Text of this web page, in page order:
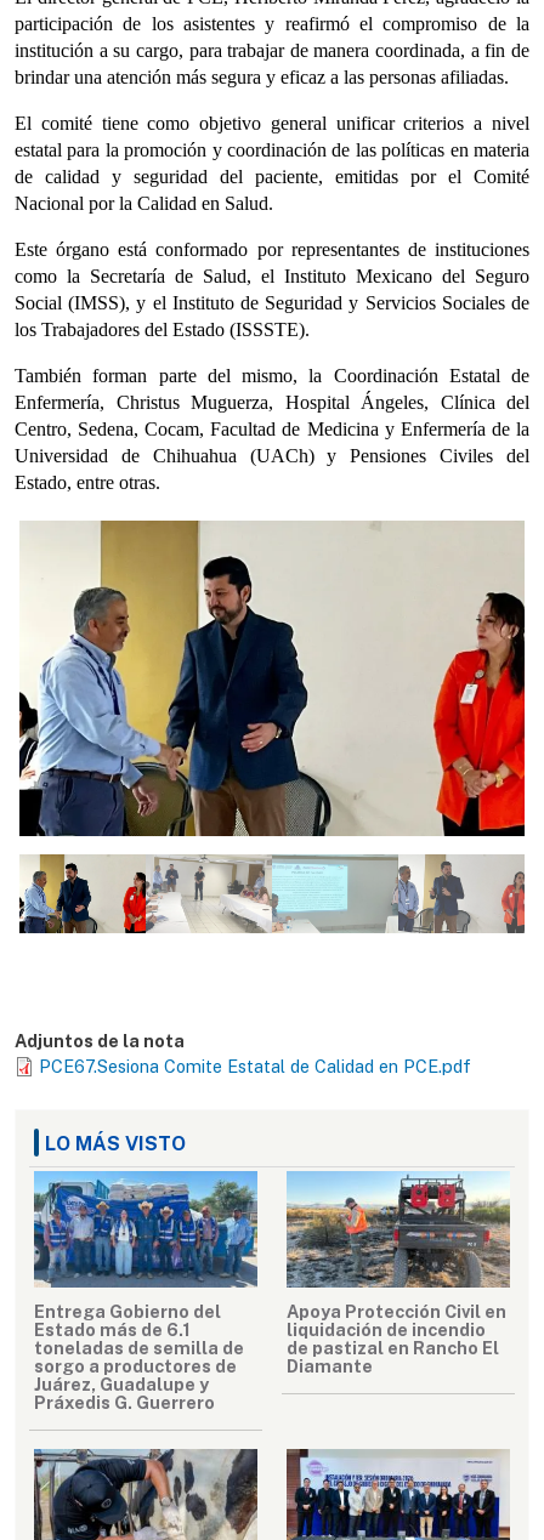
participación de los asistentes y reafirmó el compromiso de la
institución a su cargo, para trabajar de manera coordinada, a fin de
brindar una atención más segura y eficaz a las personas afiliadas.
El comité tiene como objetivo general unificar criterios a nivel
estatal para la promoción y coordinación de las políticas en materia
de calidad y seguridad del paciente, emitidas por el Comité
Nacional por la Calidad en Salud.
Este órgano está conformado por representantes de instituciones
como la Secretaría de Salud, el Instituto Mexicano del Seguro
Social (IMSS), y el Instituto de Seguridad y Servicios Sociales de
los Trabajadores del Estado (ISSSTE).
También forman parte del mismo, la Coordinación Estatal de
Enfermería, Christus Muguerza, Hospital Ángeles, Clínica del
Centro, Sedena, Cocam, Facultad de Medicina y Enfermería de la
Universidad de Chihuahua (UACh) y Pensiones Civiles del
Estado, entre otras.
Adjuntos de la nota
PCE67.Sesiona Comite Estatal de Calidad en PCE.pdf
LO MÁS VISTO
Entrega Gobierno del
Estado más de 6.1
toneladas de semilla de
sorgo a productores de
Juárez, Guadalupe y
Práxedis G. Guerrero
Apoya Protección Civil en
liquidación de incendio
de pastizal en Rancho El
Diamante